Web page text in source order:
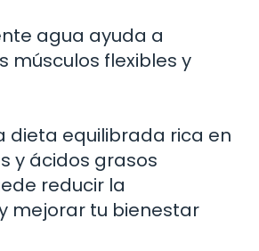
agua ayuda a
músculos flexibles y
dieta equilibrada rica en
y ácidos grasos
reducir la
mejorar tu bienestar